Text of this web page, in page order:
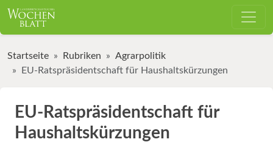
Startseite Rubriken
Agrarpolitik
EU-Ratspräsidentschaft für Haushaltskürzungen
EU-Ratspräsidentschaft für
Haushaltskürzungen